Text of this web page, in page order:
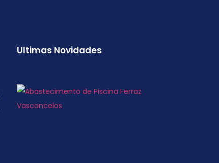
Ultimas Novidades